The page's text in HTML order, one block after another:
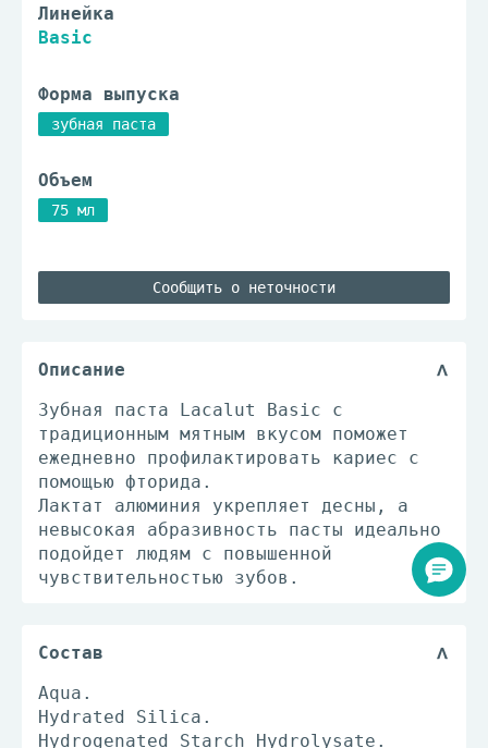
Линейка
Basic
Форма выпуска
зубная паста
Объем
75 мл
Сообщить о неточности
Описание
Зубная паста Lacalut Basic с
традиционным мятным вкусом поможет
ежедневно профилактировать кариес с
помощью фторида.
Лактат алюминия укрепляет десны, а
невысокая абразивность пасты идеально
подойдет людям с повышенной
чувствительностью зубов.
Состав
Aqua.
Hydrated Silica.
Hydrogenated Starch Hydrolysate.